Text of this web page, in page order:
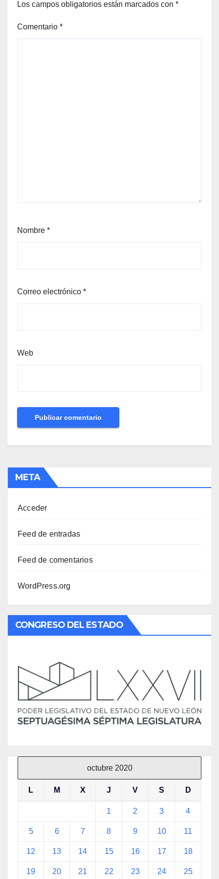
Los campos obligatorios están marcados con *
Comentario *
Nombre *
Correo electrónico *
Web
META
Acceder
Feed de entradas
Feed de comentarios
WordPress.org
CONGRESO DEL ESTADO
octubre 2020
L M X J V S D
1 2 3 4
5 6 7 8 9 10 11
12 13 14 15 16 17 18
19 20 21 22 23 24 25